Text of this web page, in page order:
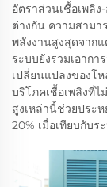
อัตราส่วนเชื้อเพลิ
ต่างกัน ความสาม
พลังงานสูงสุดจาก
ระบบยังรวมเอากา
เปลี่ยนแปลงของโ
บริโภคเชื้อเพลิงที่
สูงเหล่านี้ช่วยประ
20% เมื่อเทียบกับร